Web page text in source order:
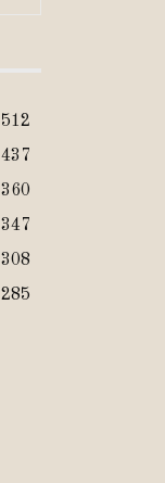
512
437
360
347
308
285